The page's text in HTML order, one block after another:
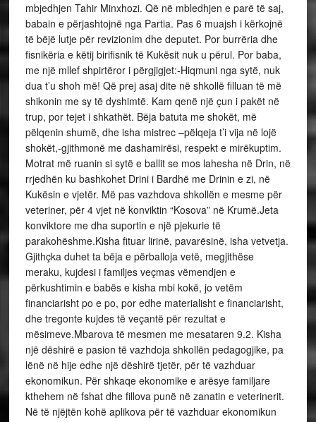
mbjedhjen Tahir Minxhozi. Që në mbledhjen e parë të saj,
babain e përjashtojnë nga Partia. Pas 6 muajsh i kërkojnë
të bëjë lutje për revizionim dhe deputet. Por burrëria dhe
fisnikëria e këtij birifisnik të Kukësit nuk u përul. Por baba,
me një mllef shpirtëror i përgjigjet:-Hiqmuni nga sytë, nuk
dua t’u shoh më! Që prej asaj dite në shkollë filluan të më
shikonin me sy të dyshimtë. Kam qenë një çun i pakët në
trup, por tejet i shkathët. Bëja batuta me shokët, më
pëlqenin shumë, dhe isha mistrec –pëlqeja t’i vija në lojë
shokët,-gjithmonë me dashamirësi, respekt e mirëkuptim.
Motrat më ruanin si sytë e ballit se mos lahesha në Drin, në
rrjedhën ku bashkohet Drini i Bardhë me Drinin e zi, në
Kukësin e vjetër. Më pas vazhdova shkollën e mesme për
veteriner, për 4 vjet në konviktin “Kosova” në Krumë.Jeta
konviktore me dha suportin e një pjekurie të
parakohëshme.Kisha fituar lirinë, pavarësinë, isha vetvetja.
Gjithçka duhet ta bëja e përballoja vetë, megjithëse
meraku, kujdesi i familjes veçmas vëmendjen e
përkushtimin e babës e kisha mbi kokë, jo vetëm
financiarisht po e po, por edhe materialisht e financiarisht,
dhe tregonte kujdes të veçantë për rezultat e
mësimeve.Mbarova të mesmen me mesataren 9.2. Kisha
një dëshirë e pasion të vazhdoja shkollën pedagogjike, pa
lënë në hije edhe një dëshirë tjetër, për të vazhduar
ekonomikun. Për shkaqe ekonomike e arësye familjare
kthehem në fshat dhe fillova punë në zanatin e veterinerit.
Në të njëjtën kohë aplikova për të vazhduar ekonomikun